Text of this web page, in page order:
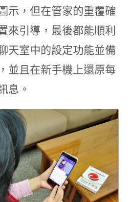
示，但在管家的重覆確
來引導，最後都能順利
天室中的設定功能並備
並且在新手機上還原每
息。